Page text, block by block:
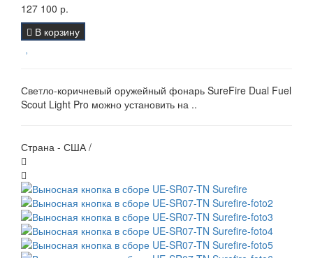
127 100 р.
В корзину
Светло-коричневый оружейный фонарь SureFire Dual Fuel
Scout Light Pro можно установить на ..
Страна - США /